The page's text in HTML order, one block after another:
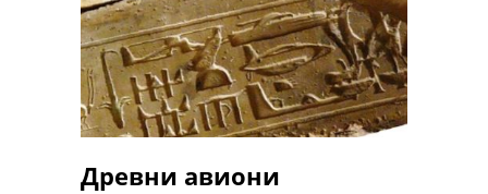
Древни авиони